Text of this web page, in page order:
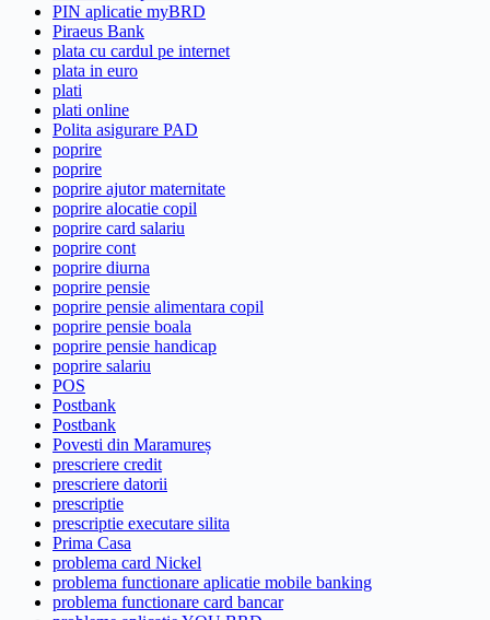
PIN aplicatie myBRD
Piraeus Bank
plata cu cardul pe internet
plata in euro
plati
plati online
Polita asigurare PAD
poprire
poprire
poprire ajutor maternitate
poprire alocatie copil
poprire card salariu
poprire cont
poprire diurna
poprire pensie
poprire pensie alimentara copil
poprire pensie boala
poprire pensie handicap
poprire salariu
POS
Postbank
Postbank
Povesti din Maramureș
prescriere credit
prescriere datorii
prescriptie
prescriptie executare silita
Prima Casa
problema card Nickel
problema functionare aplicatie mobile banking
problema functionare card bancar